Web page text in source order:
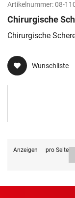
Artikelnummer:08-
Chirurgische
Chirurgische
Wunschliste
Anzeigen pro Seite